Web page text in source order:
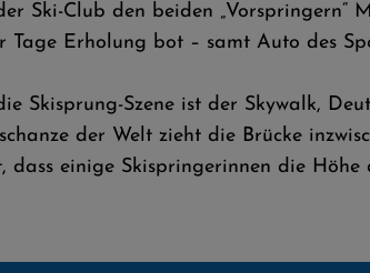
Ski-Club den beiden
Erholung bot – samt Auto des
Skisprung-Szene ist der Skywalk,
der Welt zieht die Brücke
dass einige Skispringerinnen die